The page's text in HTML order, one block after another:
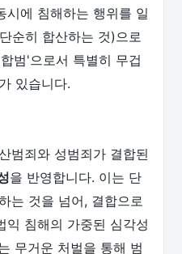
시에 침해하는 행위를 일
순히 합산하는 것)으로
범'으로서 특별히 무겁
있습니다.
범죄와 성범죄가 결합된
을 반영합니다. 이는 단
는 것을 넘어, 결합으로
익 침해의 가중된 심각성
무거운 처벌을 통해 범